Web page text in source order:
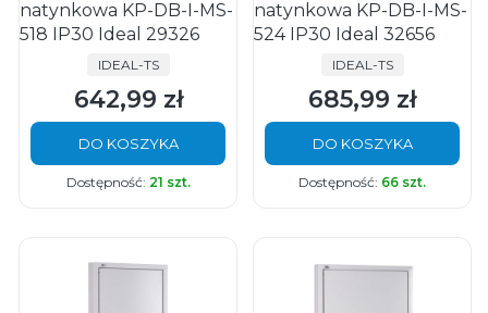
natynkowa KP-DB-I-MS-
518 IP30 Ideal 29326
PRODUCENT
IDEAL-TS
Cena
642,99 zł
DO KOSZYKA
Dostępność: 21 szt.
natynkowa KP-DB-I-MS-
524 IP30 Ideal 32656
PRODUCENT
IDEAL-TS
Cena
685,99 zł
DO KOSZYKA
Dostępność: 66 szt.